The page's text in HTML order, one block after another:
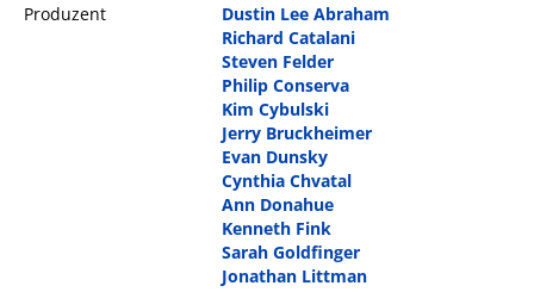
Produzent
Dustin Lee Abraham
Richard Catalani
Steven Felder
Philip Conserva
Kim Cybulski
Jerry Bruckheimer
Evan Dunsky
Cynthia Chvatal
Ann Donahue
Kenneth Fink
Sarah Goldfinger
Jonathan Littman